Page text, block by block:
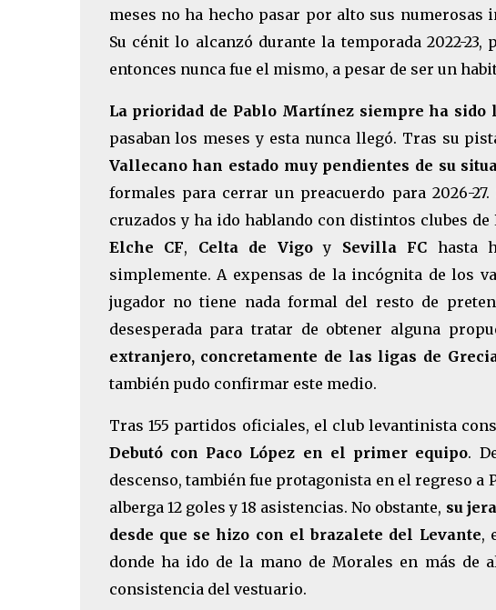
meses no ha hecho pasar por alto sus
Su cénit lo alcanzó durante la temporada 2022-
entonces nunca fue el mismo, a pesar de ser un
La prioridad de Pablo Martínez siempre ha sido
pasaban los meses y esta nunca llegó. Tras su
Vallecano han estado muy pendientes de su
formales para cerrar un preacuerdo para 2026-
cruzados y ha ido hablando con distintos clubes
Elche CF, Celta de Vigoy Sevilla FC hasta
simplemente. A expensas de la incógnita de los
jugador no tiene nada formal del resto de
desesperada para tratar de obtener alguna
extranjero, concretamente de las ligas de
también pudo confirmar este medio.
Tras 155 partidos oficiales, el club levantinista
Debutó con Paco López en el primer equipo.
descenso, también fue protagonista en el regreso
alberga 12 goles y 18 asistencias. No obstante, su
desde que se hizo con el brazalete del Levante,
donde ha ido de la mano de Morales en más de
consistencia del vestuario.